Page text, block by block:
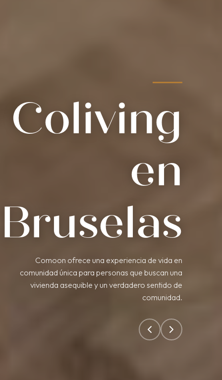
Coliving
en
Bruselas
Comoon ofrece una experiencia de vida en
comunidad única para personas que buscan una
vivienda asequible y un verdadero sentido de
comunidad.